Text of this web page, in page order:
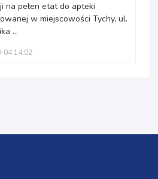
na pełen etat do apteki
w miejscowości Tychy, ul.
...
04 14:02